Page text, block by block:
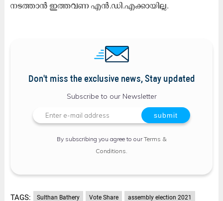
ന​ട​ത്താ​ൻ ഇ​ത്ത​വ​ണ എ​ൻ.​ഡി.​എ​ക്കാ​യി​ല്ല.
Don't miss the exclusive news, Stay updated
Subscribe to our Newsletter
By subscribing you agree to ourTerms &
Conditions
TAGS: Sulthan Bathery Vote Share assembly election 2021